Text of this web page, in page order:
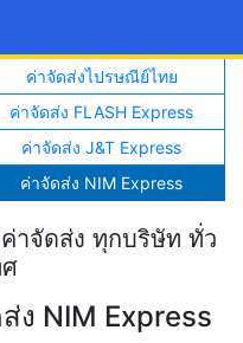
ค่าจัดส่งไปรษณีย์ไทย
ค่าจัดส่ง FLASH Express
ค่าจัดส่ง J&T Express
ค่าจัดส่ง NIM Express
าจัดส่ง ทุกบริษัท ทั่ว
ง NIM Express